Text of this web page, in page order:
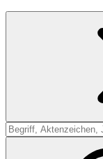
Suche